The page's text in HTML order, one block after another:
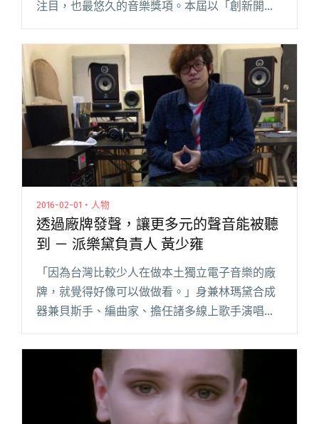
注目，也最悠久的音樂獎項。本屆以「創新開
動與盛大的頒獎典禮即將在六月底上演；上個月
公佈入圍名單時，也一如以往閱讀全文 "金曲獎
與獨立音樂何干？"
2016-02-01・人物
透過廠牌發聲，讓更多元的聲音能被聽
到 － 派樂黛負責人 黃少雍
「因為台灣比較少人在做本土獨立電子音樂的廠
牌，就覺得好像可以做做看。」身兼林瑪黛合成
器兼貝斯手、編曲家、擔任諸多線上歌手演唱會
樂手多重身分的黃少雍（小雍），緩緩談起了從
音樂人跨足到廠牌經營者的緣由。 自 2013 年成
立，積極推廣台灣人創作閱讀全文 "透過廠牌發
聲，讓更多元的聲音能被聽到 － 派樂黛負責人